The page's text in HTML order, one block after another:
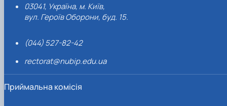
03041, Україна, м. Київ,
вул. Героїв Оборони, буд. 15.
(044) 527-82-42
rectorat@nubip.edu.ua
Приймальна комісія